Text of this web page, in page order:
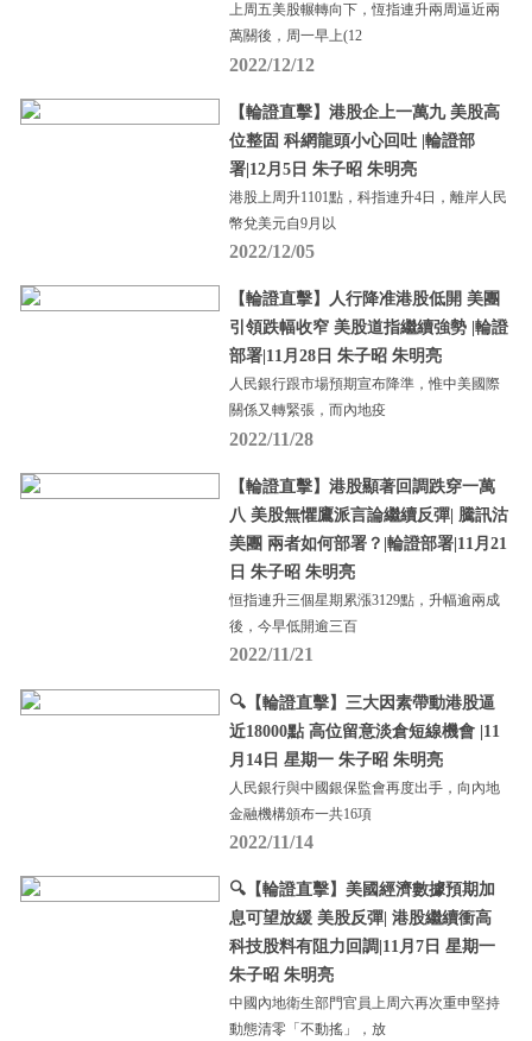
上周五美股輾轉向下，恆指連升兩周逼近兩
萬關後，周一早上(12
2022/12/12
【輪證直擊】港股企上一萬九 美股高
位整固 科網龍頭小心回吐 |輪證部
署|12月5日 朱子昭 朱明亮
港股上周升1101點，科指連升4日，離岸人民
幣兌美元自9月以
2022/12/05
【輪證直擊】人行降准港股低開 美團
引領跌幅收窄 美股道指繼續強勢 |輪證
部署|11月28日 朱子昭 朱明亮
人民銀行跟市場預期宣布降準，惟中美國際
關係又轉緊張，而內地疫
2022/11/28
【輪證直擊】港股顯著回調跌穿一萬
八 美股無懼鷹派言論繼續反彈| 騰訊沽
美團 兩者如何部署？|輪證部署|11月21
日 朱子昭 朱明亮
恒指連升三個星期累漲3129點，升幅逾兩成
後，今早低開逾三百
2022/11/21
🔍【輪證直擊】三大因素帶動港股逼
近18000點 高位留意淡倉短線機會 |11
月14日 星期一 朱子昭 朱明亮
人民銀行與中國銀保監會再度出手，向內地
金融機構頒布一共16項
2022/11/14
🔍【輪證直擊】美國經濟數據預期加
息可望放緩 美股反彈| 港股繼續衝高
科技股料有阻力回調|11月7日 星期一
朱子昭 朱明亮
中國內地衛生部門官員上周六再次重申堅持
動態清零「不動搖」，放